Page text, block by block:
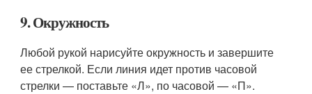
9. Окружность
Любой рукой нарисуйте окружность и завершите
ее стрелкой. Если линия идет против часовой
стрелки — поставьте «Л», по часовой — «П».